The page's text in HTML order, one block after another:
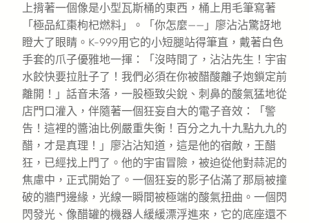
上揹著一個像是小型瓦斯桶的東西，桶上用毛筆寫著
「極品紅棗枸杞燃料」。「你怎麼——」廖沾沾驚訝地
瞪大了眼睛。K-999用它的小短腿站得筆直，戴著白色
手套的爪子優雅地一揮：「沒時間了，沾沾先生！宇宙
水餃快要拉肚子了！我們必須在你被醋酸離子炮鎖定前
離開！」話音未落，一股極致尖銳、刺鼻的酸氣猛地從
店門口灌入，伴隨著一個狂妄自大的電子音效：「警
告！這裡的醬油比例嚴重失衡！百分之九十九點九九的
醋，才是真理！」廖沾沾知道，這是他的宿敵，王醋
狂，已經找上門了。他的宇宙冒險，被迫從他對蒜泥的
焦慮中，正式開始了。一個狂妄的影子佔滿了那扇被撞
破的牆門邊緣，光線一瞬間被極端的酸氣扭曲。一個閃
閃發光、像醋罐的機器人緩緩漂浮進來，它的底座還不